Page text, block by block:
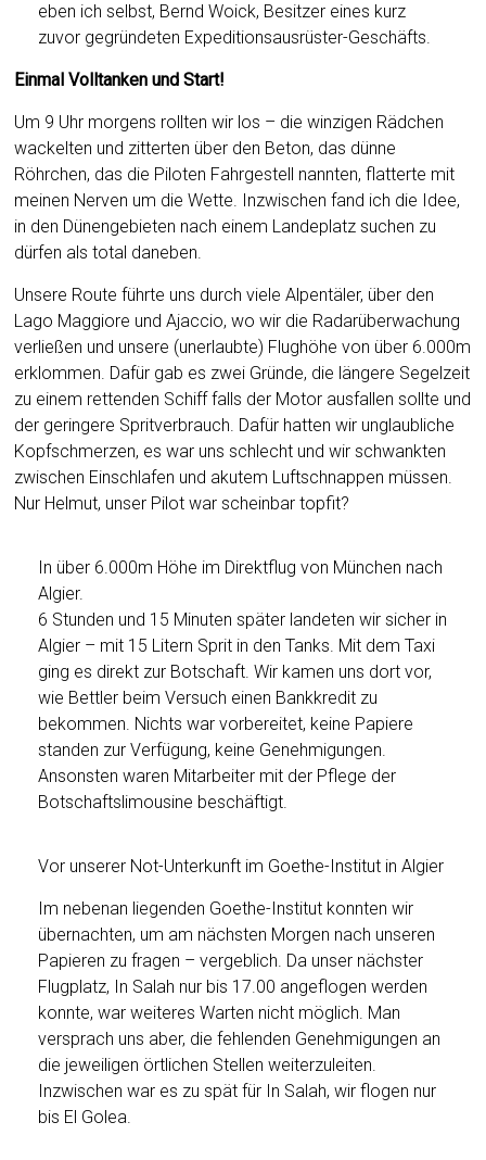
eben ich selbst, Bernd Woick, Besitzer eines kurz
zuvor gegründeten Expeditionsausrüster-Geschäfts.
Einmal Volltanken und Start!
Um 9 Uhr morgens rollten wir los – die winzigen Rädchen
wackelten und zitterten über den Beton, das dünne
Röhrchen, das die Piloten Fahrgestell nannten, flatterte mit
meinen Nerven um die Wette. Inzwischen fand ich die Idee,
in den Dünengebieten nach einem Landeplatz suchen zu
dürfen als total daneben.
Unsere Route führte uns durch viele Alpentäler, über den
Lago Maggiore und Ajaccio, wo wir die Radarüberwachung
verließen und unsere (unerlaubte) Flughöhe von über 6.000m
erklommen. Dafür gab es zwei Gründe, die längere Segelzeit
zu einem rettenden Schiff falls der Motor ausfallen sollte und
der geringere Spritverbrauch. Dafür hatten wir unglaubliche
Kopfschmerzen, es war uns schlecht und wir schwankten
zwischen Einschlafen und akutem Luftschnappen müssen.
Nur Helmut, unser Pilot war scheinbar topfit?
In über 6.000m Höhe im Direktflug von München nach
Algier.
6 Stunden und 15 Minuten später landeten wir sicher in
Algier – mit 15 Litern Sprit in den Tanks. Mit dem Taxi
ging es direkt zur Botschaft. Wir kamen uns dort vor,
wie Bettler beim Versuch einen Bankkredit zu
bekommen. Nichts war vorbereitet, keine Papiere
standen zur Verfügung, keine Genehmigungen.
Ansonsten waren Mitarbeiter mit der Pflege der
Botschaftslimousine beschäftigt.
Vor unserer Not-Unterkunft im Goethe-Institut in Algier
Im nebenan liegenden Goethe-Institut konnten wir
übernachten, um am nächsten Morgen nach unseren
Papieren zu fragen – vergeblich. Da unser nächster
Flugplatz, In Salah nur bis 17.00 angeflogen werden
konnte, war weiteres Warten nicht möglich. Man
versprach uns aber, die fehlenden Genehmigungen an
die jeweiligen örtlichen Stellen weiterzuleiten.
Inzwischen war es zu spät für In Salah, wir flogen nur
bis El Golea.